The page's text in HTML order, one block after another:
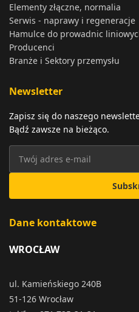
Elementy złączne, normalia
Serwis - naprawy i regeneracje
Hamulce do prowadnic
Producenci
Branże i Sektory przemysłu
Newsletter
Zapisz się do naszego
Bądź zawsze na bieżąco.
Dane kontaktowe
WROCŁAW
ul. Kamieńskiego 240B
51-126 Wrocław